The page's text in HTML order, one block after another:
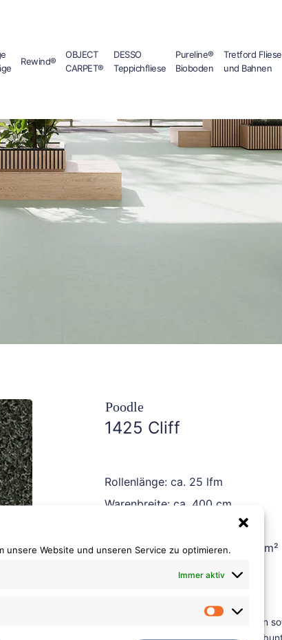
unsere Website und unseren Service zu optimieren.
Immer aktiv
Marketing
Rewind®
OBJECT
CARPET®
DESSO
Teppichfliese
Pureline®
Bioboden
Tretford Fliese
und Bahnen
1425 Cliff
Rollenlänge: ca. 25 lfm
Warenbreite: ca. 400 cm
Poleinsatzgewicht: ca. 1400 g/m²
Poodle